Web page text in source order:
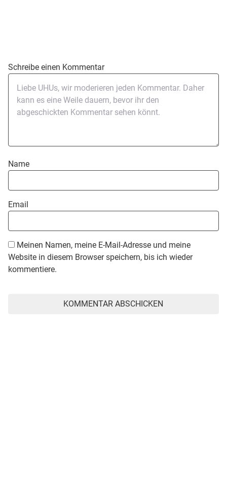
Schreibe einen Kommentar
Name
Email
Meinen Namen, meine E-Mail-Adresse und meine
Website in diesem Browser speichern, bis ich wieder
kommentiere.